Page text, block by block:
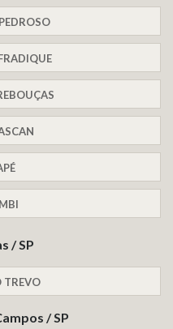
/ SP
TREVO
/ SP